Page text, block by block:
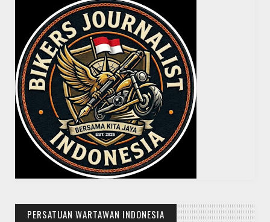
PERSATUAN WARTAWAN INDONESIA